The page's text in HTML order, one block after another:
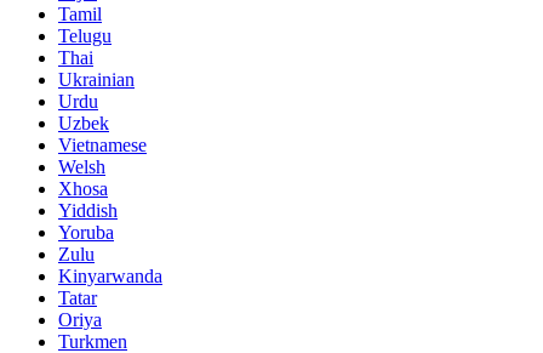
Tamil
Telugu
Thai
Ukrainian
Urdu
Uzbek
Vietnamese
Welsh
Xhosa
Yiddish
Yoruba
Zulu
Kinyarwanda
Tatar
Oriya
Turkmen